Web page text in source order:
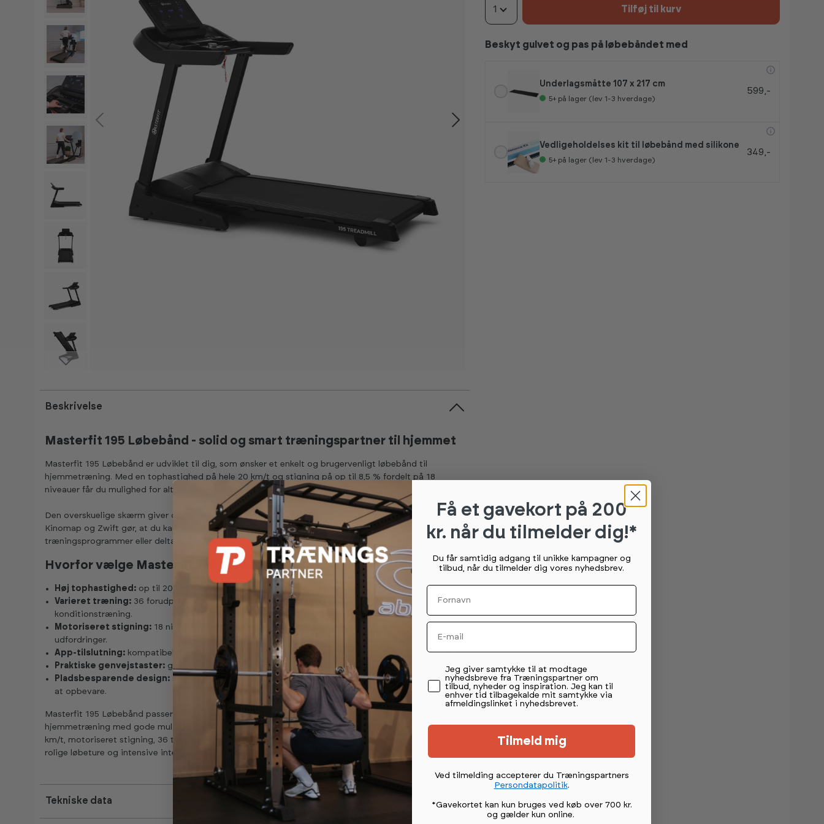
Beskrivelse
Masterfit 195 Løbebånd - solid og smart træningspartner til hjemmet
Masterfit 195 Løbebånd er udviklet til dig, som ønsker et enkelt og brugervenligt løbebånd til
hjemmetræning. Med en tophastighed på hele 20 km/t og stigning på op til 8,5 % fordelt på 18
niveauer får du mulighed for alt fra rolige lange løbeture til intensive intervaller.
Den overskuelige skærm giver dig fuld kontrol over træningspasset, mens app-tilslutning til FitShow,
Kinomap og Zwift gør, at du kan skræddersy træningen, følge forudprogrammerede
træningsprogrammer eller deltage i motiverende træningsserier.
Hvorfor vælge Masterfit 195 Løbebånd?
Høj tophastighed: op til 20 km/t passer både begyndere og erfarne løbere.
Varieret træning: 36 forudprogrammerede træningsprogrammer giver effektiv og varieret
konditionstræning.
Motoriseret stigning: 18 niveauer med op til 8,5 % stigning giver realistiske bakker og ekstra
udfordringer.
App-tilslutning: kompatibel med FitShow, Kinomap og Zwift til varieret og engagerende træning.
Praktiske genvejstaster: gør det nemt at justere hastighed og stigning undervejs.
Pladsbesparende design: sammenklappelig konstruktion med transporthjul gør løbebåndet nemt
at opbevare.
Masterfit 195 Løbebånd passer til dig, som ønsker et brugervenligt og pladsbesparende løbebånd til
hjemmetræning med gode muligheder for varieret konditionstræning. Med en tophastighed på 20
km/t, motoriseret stigning, 36 træningsprogrammer og app-tilslutning er det et godt valg til både
rolige løbeture og intensive intervaltræningspas derhjemme.
Tekniske data
1 Tilføj til kurv
Beskyt gulvet og pas på løbebåndet med
Underlagsmåtte 107 x 217 cm
5+ på lager (lev 1-3 hverdage)
599,-
Vedligeholdelses kit til løbebånd med silikone
5+ på lager (lev 1-3 hverdage)
349,-
Få et gavekort på 200
kr. når du tilmelder dig!*
Du får samtidig adgang til unikke kampagner og
tilbud, når du tilmelder dig vores nyhedsbrev.
Fornavn
Email
Permission tekst
Jeg giver samtykke til at modtage
nyhedsbreve fra Træningspartner om
tilbud, nyheder og inspiration. Jeg kan til
enhver tid tilbagekalde mit samtykke via
afmeldingslinket i nyhedsbrevet.
Tilmeld mig
Ved tilmelding accepterer du Træningspartners
Persondatapolitik.
*Gavekortet kan kun bruges ved køb over 700 kr.
og gælder kun online.